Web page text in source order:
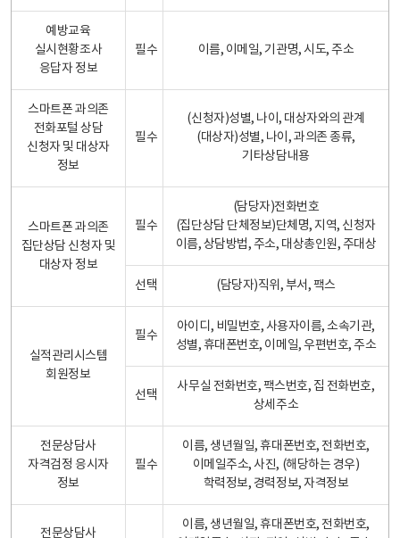
예방교육
실시현황조사
응답자 정보
필수 이름, 이메일, 기관명, 시도, 주소
스마트폰 과의존
전화포털 상담
신청자 및 대상자
정보
필수
(신청자)성별, 나이, 대상자와의 관계
(대상자)성별, 나이, 과의존 종류,
기타상담내용
스마트폰 과의존
집단상담 신청자 및
대상자 정보
필수
(담당자)전화번호
(집단상담 단체정보)단체명, 지역, 신청자
이름, 상담방법, 주소, 대상총인원, 주대상
선택 (담당자)직위, 부서, 팩스
실적관리시스템
회원정보
필수
아이디, 비밀번호, 사용자이름, 소속기관,
성별, 휴대폰번호, 이메일, 우편번호, 주소
선택
사무실 전화번호, 팩스번호, 집 전화번호,
상세주소
전문상담사
자격검정 응시자
정보
필수
이름, 생년월일, 휴대폰번호, 전화번호,
이메일주소, 사진, (해당하는 경우)
학력정보, 경력정보, 자격정보
전문상담사
이름, 생년월일, 휴대폰번호, 전화번호,